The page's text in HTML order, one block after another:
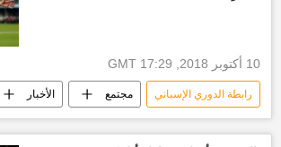
10 أكتوبر 2018, 17:29 GMT
رابطة الدوري الإسباني مجتمع الأخبار
رياضة الأرجنتين الدوري الإسباني